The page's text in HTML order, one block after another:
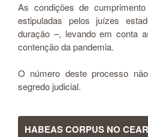
As condições de
estipuladas pelos juízes
duração –, levando em conta
contenção da pandemia.
O número deste processo
segredo judicial.
HABEAS CORPUS NO